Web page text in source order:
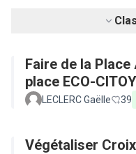
Faire de la
place ECO-
LECLERC Gaëlle 39
Végétaliser